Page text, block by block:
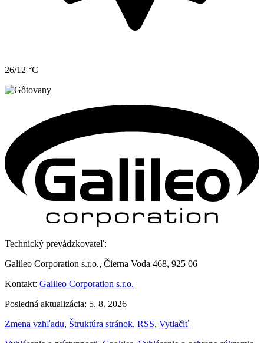
26/12 °C
Technický prevádzkovateľ:
Galileo Corporation s.r.o., Čierna Voda 468, 925 06
Kontakt: Galileo Corporation s.r.o.
Posledná aktualizácia: 5. 8. 2026
Zmena vzhľadu, Štruktúra stránok, RSS, Vytlačiť